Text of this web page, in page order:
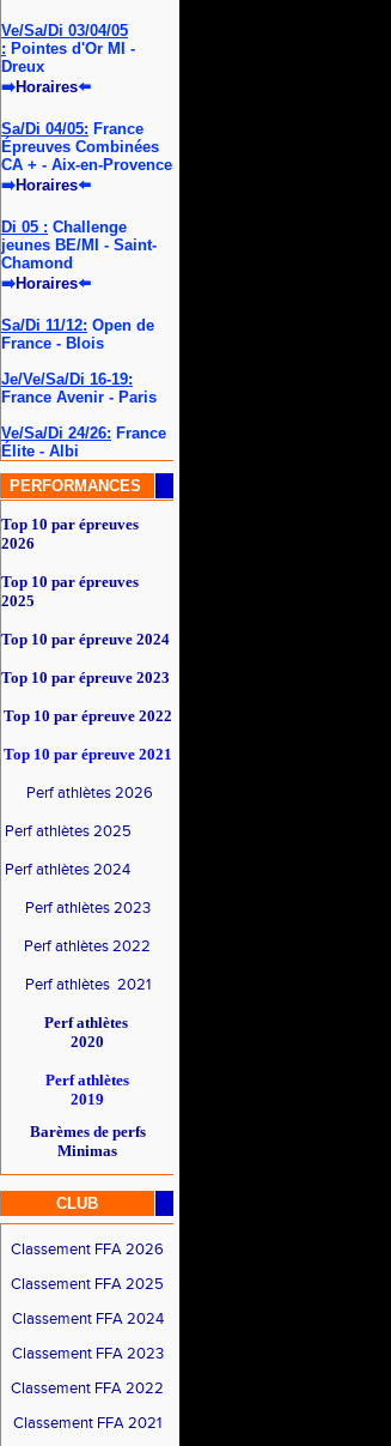
Ve/Sa/Di 03/04/05
: Pointes d'Or MI -
Dreux
➡Horaires⬅️
Sa/Di 04/05: France
Épreuves Combinées
CA + - Aix-en-Provence
➡Horaires⬅️
Di 05 : Challenge
jeunes BE/MI - Saint-
Chamond
➡Horaires⬅️
Sa/Di 11/12: Open de
France - Blois
Je/Ve/Sa/Di 16-19:
France Avenir - Paris
Ve/Sa/Di 24/26: France
Élite - Albi
PERFORMANCES
Top 10 par épreuves
2026
Top 10 par épreuves
2025
Top 10 par épreuve 2024
Top 10 par épreuve 2023
Top 10 par épreuve 2022
Top 10 par épreuve2021
Perf athlètes 2026
Perf athlètes 2025
Perf athlètes 2024
Perf athlètes 2023
Perf athlètes 2022
Perf athlètes 2021
Perf athlètes
2020
Perf athlètes
2019
Barèmes de perfs
Minimas
CLUB
Classement FFA 2026
Classement FFA 2025
Classement FFA 2024
Classement FFA 2023
Classement FFA 2022
Classement FFA 2021